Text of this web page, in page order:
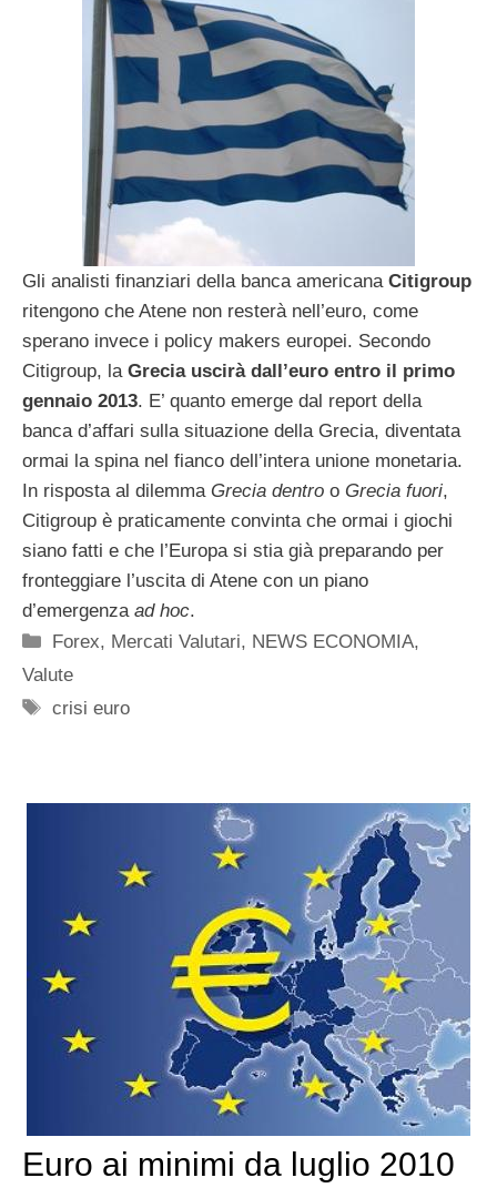
Gli analisti finanziari della banca americana Citigroup
ritengono che Atene non resterà nell’euro, come
sperano invece i policy makers europei. Secondo
Citigroup, la Grecia uscirà dall’euro entro il primo
gennaio 2013. E’ quanto emerge dal report della
banca d’affari sulla situazione della Grecia, diventata
ormai la spina nel fianco dell’intera unione monetaria.
In risposta al dilemma Grecia dentro o Grecia fuori,
Citigroup è praticamente convinta che ormai i giochi
siano fatti e che l’Europa si stia già preparando per
fronteggiare l’uscita di Atene con un piano
d’emergenza ad hoc.
Categorie
Forex, Mercati Valutari, NEWS ECONOMIA,
Valute
Tag
crisi euro
Euro ai minimi da luglio 2010